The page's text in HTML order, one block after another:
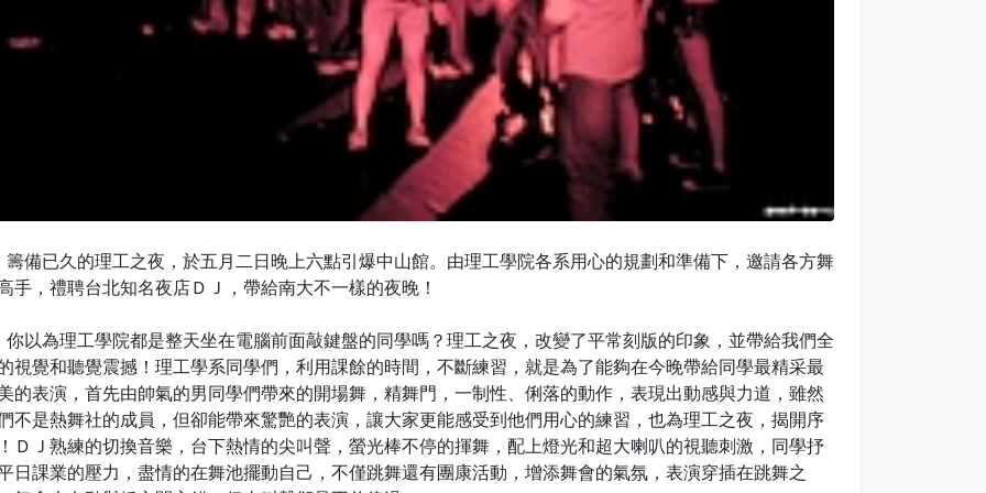
已久的理工之夜，於五月二日晚上六點引爆中山館。由理工學院各系用心的規劃和準備下，邀請各方舞
手，禮聘台北知名夜店ＤＪ，帶給南大不一樣的夜晚！
為理工學院都是整天坐在電腦前面敲鍵盤的同學嗎？理工之夜，改變了平常刻版的印象，並帶給我們全
視覺和聽覺震撼！理工學系同學們，利用課餘的時間，不斷練習，就是為了能夠在今晚帶給同學最精采最
的表演，首先由帥氣的男同學們帶來的開場舞，精舞門，一制性、俐落的動作，表現出動感與力道，雖然
不是熱舞社的成員，但卻能帶來驚艷的表演，讓大家更能感受到他們用心的練習，也為理工之夜，揭開序
ＤＪ熟練的切換音樂，台下熱情的尖叫聲，螢光棒不停的揮舞，配上燈光和超大喇叭的視聽刺激，同學抒
日課業的壓力，盡情的在舞池擺動自己，不僅跳舞還有團康活動，增添舞會的氣氛，表演穿插在跳舞之